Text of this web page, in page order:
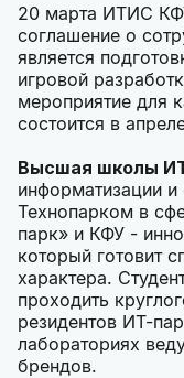
20 марта ИТИС
соглашение о
является
игровой
мероприятие для
состоится в
Высшая школы
информатизации
Технопарком в
парк» и КФУ -
который готовит
характера.
проходить
резидентов ИТ-
лабораториях
брендов.